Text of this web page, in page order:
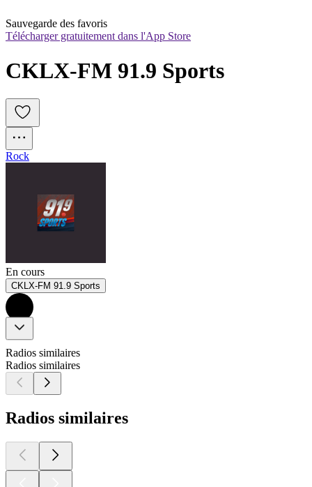
Sauvegarde des favoris
Télécharger gratuitement dans l'App Store
CKLX-FM 91.9 Sports
Rock
En cours
CKLX-FM 91.9 Sports
Radios similaires
Radios similaires
Radios similaires